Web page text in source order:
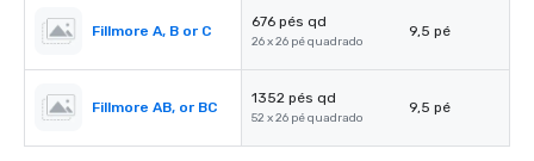
Fillmore A, B or C
676 pés qd
26 x 26 pé quadrado
9,5 pé
Fillmore AB, or BC
1352 pés qd
52 x 26 pé quadrado
9,5 pé